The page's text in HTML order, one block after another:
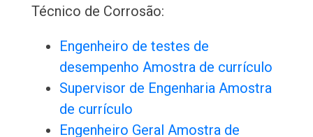
Técnico de Corrosão:
Engenheiro de testes de
desempenho Amostra de currículo
Supervisor de Engenharia Amostra
de currículo
Engenheiro Geral Amostra de